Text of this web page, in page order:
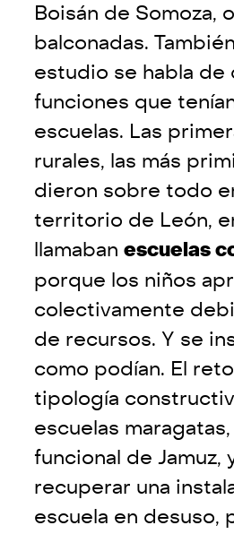
Boisán de Somoza,
balconadas.
estudio se habla de
funciones que
escuelas. Las
rurales, las más
dieron sobre todo
territorio de León,
llamabanescuelas
porque los niños
colectivamente
de recursos. Y se
como podían. El
tipología
escuelas
funcional de Jamuz,
recuperar una
escuela en desuso,